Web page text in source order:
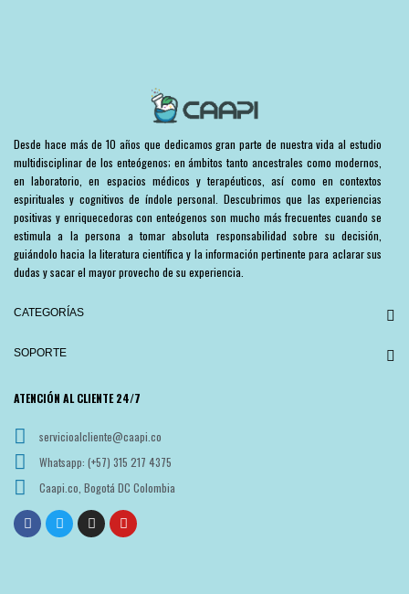
Desde hace más de 10 años que dedicamos gran parte de nuestra vida al estudio
multidisciplinar de los enteógenos; en ámbitos tanto ancestrales como modernos,
en laboratorio, en espacios médicos y terapéuticos, así como en contextos
espirituales y cognitivos de índole personal. Descubrimos que las experiencias
positivas y enriquecedoras con enteógenos son mucho más frecuentes cuando se
estimula a la persona a tomar absoluta responsabilidad sobre su decisión,
guiándolo hacia la literatura científica y la información pertinente para aclarar sus
dudas y sacar el mayor provecho de su experiencia.
CATEGORÍAS
SOPORTE
ATENCIÓN AL CLIENTE 24/7
servicioalcliente@caapi.co
Whatsapp: (+57) 315 217 4375
Caapi.co, Bogotá DC Colombia